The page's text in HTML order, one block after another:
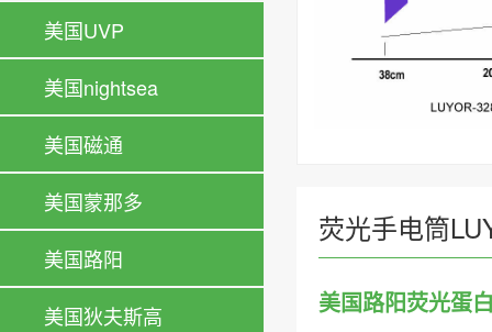
美国UVP
美国nightsea
美国磁通
美国蒙那多
美国路阳
美国狄夫斯高
荧光手电筒
美国路阳荧光蛋